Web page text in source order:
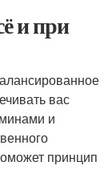
и при
вас
и
принцип